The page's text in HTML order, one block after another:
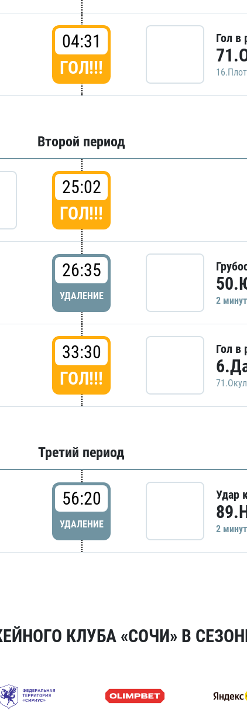
04:31
ГОЛ!!!
Гол в
Второй период
25:02
ГОЛ!!!
26:35
УДАЛЕНИЕ 2
33:30
ГОЛ!!!
Гол в
Третий период
56:20
УДАЛЕНИЕ
Удар
2
КЛУБА «СОЧИ» В